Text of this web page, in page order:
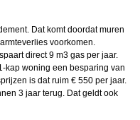
Dat komt doordat muren
voorkomen.
direct 9 m3 gas per jaar.
kap woning een besparing van
is dat ruim € 550 per jaar.
3 jaar terug. Dat geldt ook